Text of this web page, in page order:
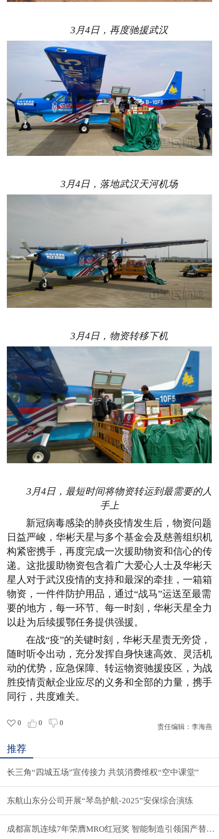
3月4日，再度驰援武汉
3月4日，落地武汉天河机场
3月4日，物资转移下机
3月4日，最短时间将物资转运到最需要的人
手上
新冠病毒感染的肺炎疫情发生后，物资问题
日益严峻，华彬天星与多个基金会及慈善组织机
构紧密携手，再度完成一次援助物资和信心的传
递。这批援助物资包含着广大爱心人士及华彬天
星人对于武汉疫情的支持和最深的牵挂，一箱箱
物资，一件件防护用品，通过“战马”运送至最需
要的地方，每一环节、每一时刻，华彬天星全力
以赴为后续援鄂任务提供强援。
在战“疫”的关键时刻，华彬天星责无旁贷，
随时听令出动，充分发挥自身快速高效、灵活机
动的优势，应急保障、转运物资驰援疫区，为战
胜疫情贡献企业应尽的义务和全部的力量，携手
同行，共度难关。
0 0 0
责任编辑： 李海燕
推荐
长三角“四城五场”宣传接力 共筑消费维权“空中课堂”
东航山东分公司开展“琴岛护航-2025”安保综合演练
成都富凯连续7年荣膺MRO红冠奖 智能制造引领国产替代